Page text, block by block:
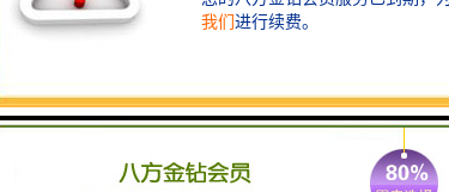
检查存储介质是否正常工作，确保存储介质没有受到物理损
检查存储设置是否正确配置，确保存储设置已启用，并且存
检查电源供应是否正常，包括电池电量是否充足和供电稳定性